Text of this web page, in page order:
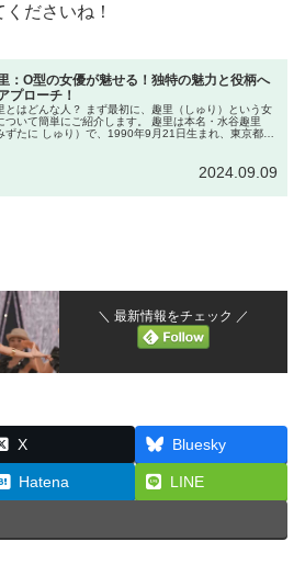
ださいね！
：O型の女優が魅せる！独特の魅力と役柄へ
プローチ！
とはどんな人？ まず最初に、趣里（しゅり）という女
ついて簡単にご紹介します。 趣里は本名・水谷趣里
ずたに しゅり）で、1990年9月21日生まれ、東京都出
2024.09.09
＼ 最新情報をチェック ／
X
Bluesky
Hatena LINE